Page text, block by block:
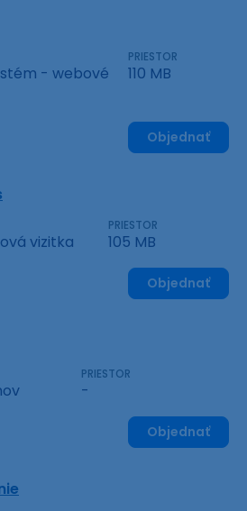
- webové
PRIESTOR
110 MB
Objednať
vizitka
PRIESTOR
105 MB
Objednať
PRIESTOR
-
Objednať